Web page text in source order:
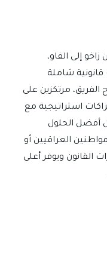
إلى الفاو،
شاملة
مرتكزين على
استراتيجية مع
أفضل الحلول
العراقيين أو
القانون ويوفر أعلى